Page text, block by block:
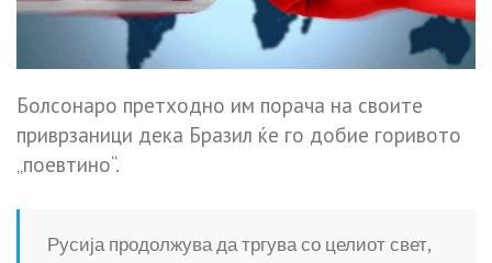
Болсонаро претходно им порача на своите
приврзаници дека Бразил ќе го добие горивото
„поевтино“.
Русија продолжува да тргува со целиот свет,